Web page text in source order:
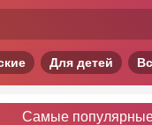
Для детей
Самые